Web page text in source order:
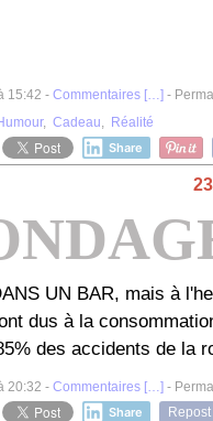
15:42 - Commentaires […] -
, Cadeau, Réalité
Share
UN BAR, mais à
dus à la
des accidents de la
20:32 - Commentaires […] -
Share
Repost